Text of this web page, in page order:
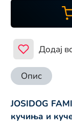
Додај
Опис
JOSIDOG
кучиња и